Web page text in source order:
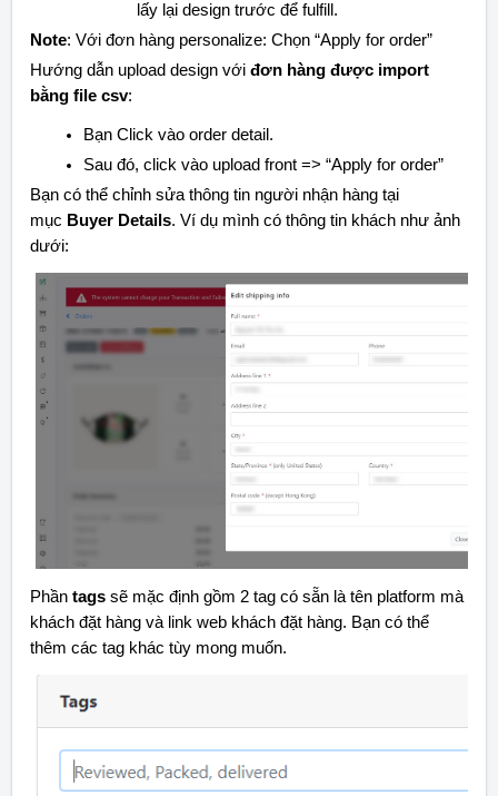
lấy lại design trước để fulfill.
Note: Với đơn hàng personalize: Chọn “Apply for order”
Hướng dẫn upload design với đơn hàng được import
bằng file csv:
Bạn Click vào order detail.
Sau đó, click vào upload front => “Apply for order”
Bạn có thể chỉnh sửa thông tin người nhận hàng tại
mục Buyer Details. Ví dụ mình có thông tin khách như ảnh
dưới:
Phần tags sẽ mặc định gồm 2 tag có sẵn là tên platform mà
khách đặt hàng và link web khách đặt hàng. Bạn có thể
thêm các tag khác tùy mong muốn.